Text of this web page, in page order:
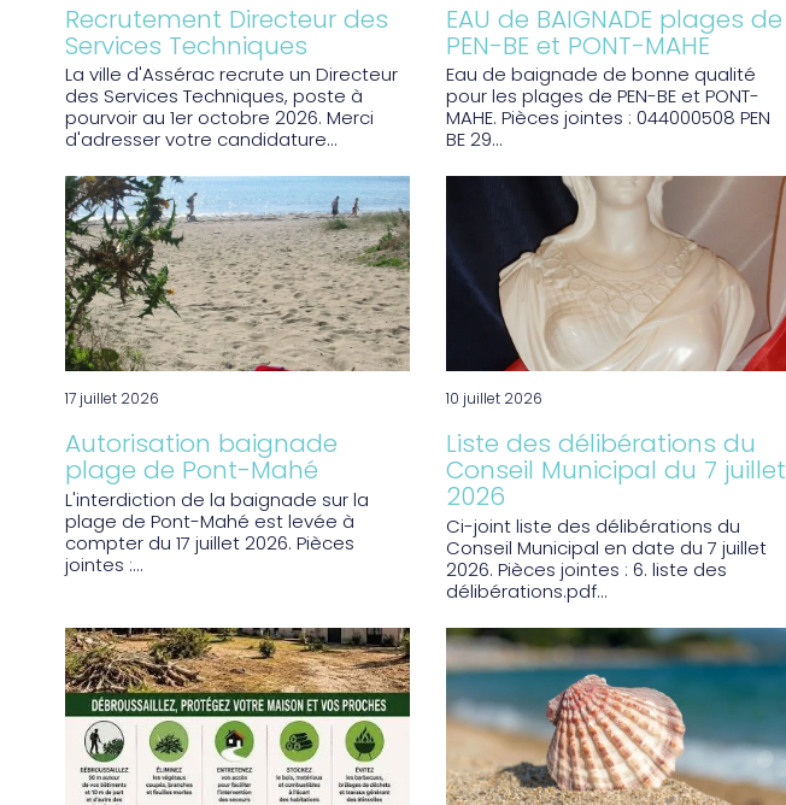
Recrutement Directeur des
Services Techniques
La ville d'Assérac recrute un Directeur
des Services Techniques, poste à
pourvoir au 1er octobre 2026. Merci
d'adresser votre candidature...
EAU de BAIGNADE plages de
PEN-BE et PONT-MAHE
Eau de baignade de bonne qualité
pour les plages de PEN-BE et PONT-
MAHE. Pièces jointes : 044000508 PEN
BE 29...
17 juillet 2026
Autorisation baignade
plage de Pont-Mahé
L'interdiction de la baignade sur la
plage de Pont-Mahé est levée à
compter du 17 juillet 2026. Pièces
jointes :...
10 juillet 2026
Liste des délibérations du
Conseil Municipal du 7 juillet
2026
Ci-joint liste des délibérations du
Conseil Municipal en date du 7 juillet
2026. Pièces jointes : 6. liste des
délibérations.pdf...